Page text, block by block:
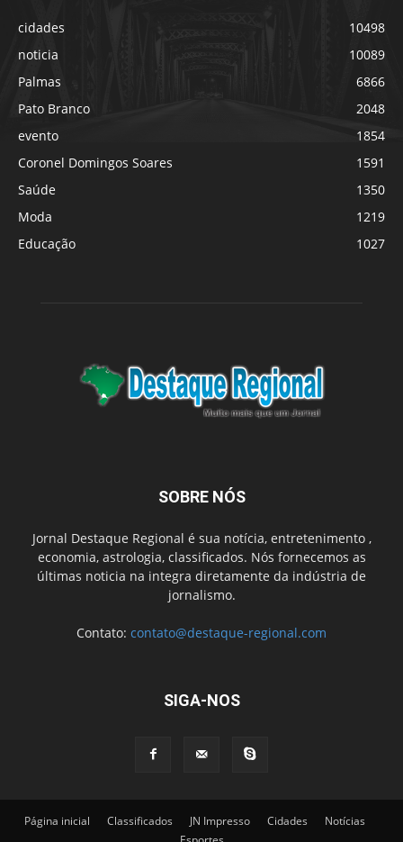
cidades
10498
noticia
10089
Palmas
6866
Pato Branco
2048
evento
1854
Coronel Domingos Soares
1591
Saúde
1350
Moda
1219
Educação
1027
SOBRE NÓS
Jornal Destaque Regional é sua notícia, entretenimento ,
economia, astrologia, classificados. Nós fornecemos as
últimas noticia na integra diretamente da indústria de
jornalismo.
Contato: contato@destaque-regional.com
SIGA-NOS
Página inicial Classificados JN Impresso Cidades
Notícias